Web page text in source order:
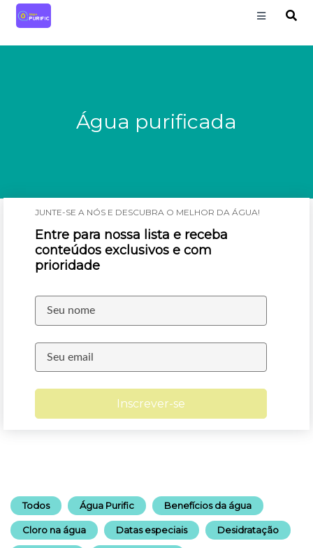
Água purificada
JUNTE-SE A NÓS E DESCUBRA O MELHOR DA ÁGUA!
Entre para nossa lista e receba
conteúdos exclusivos e com
prioridade
Inscrever-se
Todos Água Purific Benefícios da água
Cloro na água Datas especiais Desidratação